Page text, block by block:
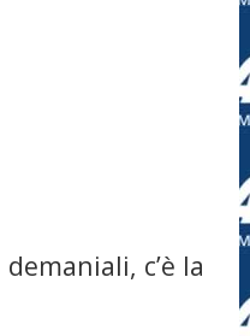
c’è la